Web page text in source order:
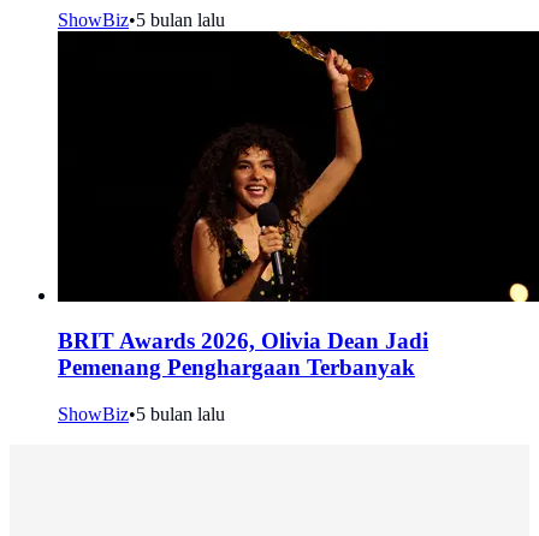
ShowBiz•5 bulan lalu
BRIT Awards 2026, Olivia Dean Jadi
Pemenang Penghargaan Terbanyak
ShowBiz•5 bulan lalu